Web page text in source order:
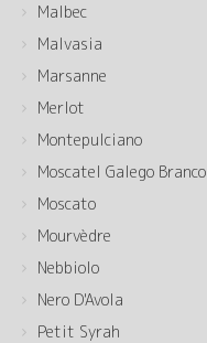
Malbec
Malvasia
Marsanne
Merlot
Montepulciano
Moscatel Galego Branco
Moscato
Mourvèdre
Nebbiolo
Nero D'Avola
Petit Syrah